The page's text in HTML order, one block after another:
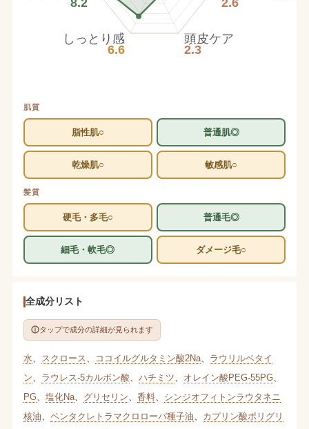
2.6
頭皮ケア
2.3
しっとり感
6.6
8.2
肌質
脂性肌○ 普通肌◎
乾燥肌○ 敏感肌○
髪質
硬毛・多毛○ 普通毛◎
細毛・軟毛◎ ダメージ毛○
全成分リスト
タップで成分の詳細が見られます
水 スクロース ココイルグルタミン酸2Na、 ラウリルベタイ
ン
ラウレス-5カルボン酸 ハチミツ オレイン酸PEG-55PG、
PG、 塩化Na、 グリセリン 香料、 シンジオフィトンラウタネニ
核油
ペンタクレトラマクロローバ種子油
カプリン酸ポリグリ